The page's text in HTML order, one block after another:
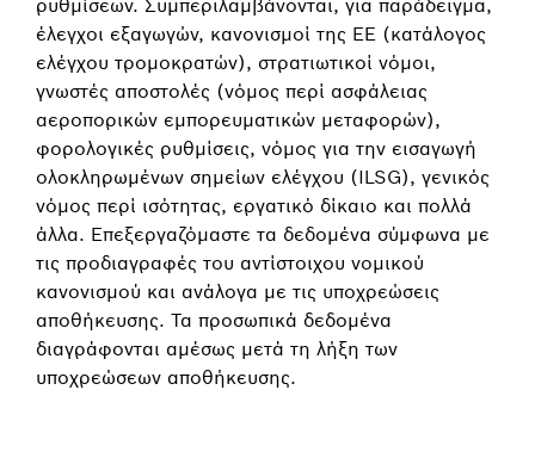
έλεγχοι εξαγωγών, κανονισμοί της ΕΕ (κατάλογος
ελέγχου τρομοκρατών), στρατιωτικοί νόμοι,
γνωστές αποστολές (νόμος περί ασφάλειας
αεροπορικών εμπορευματικών μεταφορών),
φορολογικές ρυθμίσεις, νόμος για την εισαγωγή
ολοκληρωμένων σημείων ελέγχου (ILSG), γενικός
νόμος περί ισότητας, εργατικό δίκαιο και πολλά
άλλα. Επεξεργαζόμαστε τα δεδομένα σύμφωνα με
τις προδιαγραφές του αντίστοιχου νομικού
κανονισμού και ανάλογα με τις υποχρεώσεις
αποθήκευσης. Τα προσωπικά δεδομένα
διαγράφονται αμέσως μετά τη λήξη των
υποχρεώσεων αποθήκευσης.